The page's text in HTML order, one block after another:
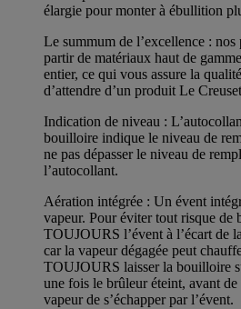
élargie pour monter à ébullition
Le summum de l’excellence :
partir de matériaux haut de
entier, ce qui vous assure la
d’attendre d’un produit Le
Indication de niveau :
bouilloire indique le niveau de
ne pas dépasser le niveau de
l’autocollant.
Aération intégrée : Un évent
vapeur. Pour éviter tout risque de
TOUJOURS l’évent à l’écart de
car la vapeur dégagée peut
TOUJOURS laisser la bouilloire
une fois le brûleur éteint, avant de
vapeur de s’échapper par l’évent.